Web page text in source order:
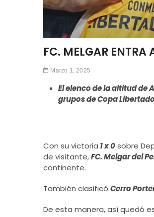
FC. MELGAR ENTRA
Marzo 1, 2025
El elenco de la altitud de
grupos de Copa
Con su victoria 1 x 0sobre
de visitante,FC. Melgar del
continente.
También clasificó Cerro
De esta manera, así quedó